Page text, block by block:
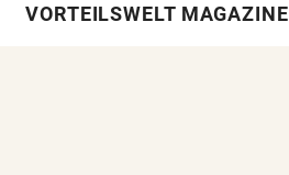
VORTEILSWELT MAGAZINE